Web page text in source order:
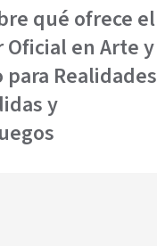
qué ofrece el
Oficial en Arte y
para Realidades
y